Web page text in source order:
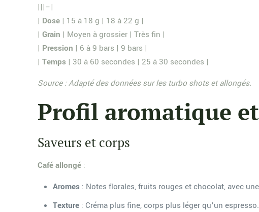
|||–|
| Dose | 15 à 18 g | 18 à 22 g |
|Grain | Moyen à grossier | Très fin |
| Pression | 6 à 9 bars | 9 bars |
|Temps | 30 à 60 secondes | 25 à 30 secondes |
Source : Adapté des données sur les turbo shots et allongés.
Profil aromatique
Saveurs et corps
Café allongé :
Aromes : Notes florales, fruits rouges et chocolat, avec
Texture : Créma plus fine, corps plus léger qu’un espresso.